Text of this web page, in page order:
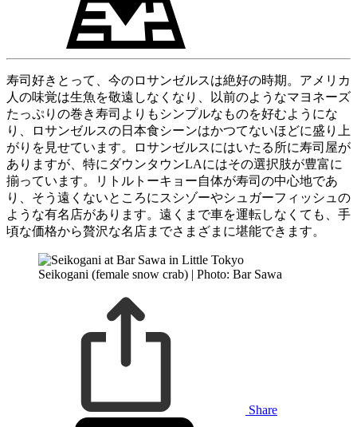
寿司好きとって、今のロサンゼルスは絶好の時期。アメリカ
人の味覚は生魚を敬遠しなくなり、以前のようなマヨネーズ
たっぷりの巻き寿司よりもシンプルなものを好むようにな
り、ロサンゼルスの日本食シーンはかつてないほどに盛り上
がりを見せています。ロサンゼルスにはいたる所に寿司屋が
ありますが、特にダウンタウンLAにはその選択肢が豊富に
揃っています。リトルトーキョー自体が寿司の中心地であ
り、そう遠くないところにスシゾーやシュガーフィッシュの
ような有名店があります。遠くまで車を運転しなくても、手
頃な価格から贅沢な名店までさまざまに堪能できます。
Seikogani (female snow crab) | Photo: Bar Sawa
Share